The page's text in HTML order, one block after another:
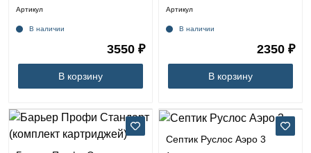
Артикул
В наличии
3550 ₽
В корзину
Артикул
В наличии
2350 ₽
В корзину
Септик Руслос Аэро 3